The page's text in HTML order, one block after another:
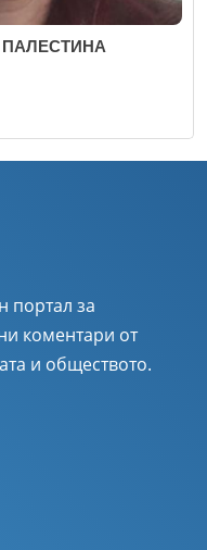
ПАЛЕСТИНА
портал за
коментари от
и обществото.